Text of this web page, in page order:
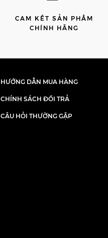
CAM KẾT SẢN PHẨM
CHÍNH HÃNG
HƯỚNG DẪN MUA HÀNG
CHÍNH SÁCH ĐỔI TRẢ
CÂU HỎI THƯỜNG GẶP